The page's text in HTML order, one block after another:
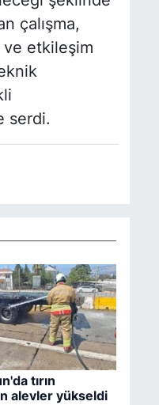
çalışma,
ve etkileşim
serdi.
tırın
alevler yükseldi